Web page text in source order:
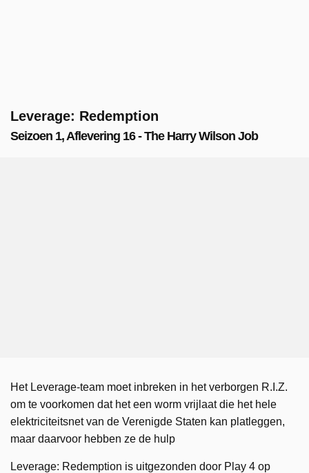
Leverage: Redemption
Seizoen 1, Aflevering 16 - The Harry Wilson Job
Het Leverage-team moet inbreken in het verborgen R.I.Z.
om te voorkomen dat het een worm vrijlaat die het hele
elektriciteitsnet van de Verenigde Staten kan platleggen,
maar daarvoor hebben ze de hulp
Leverage: Redemption is uitgezonden door Play 4 op